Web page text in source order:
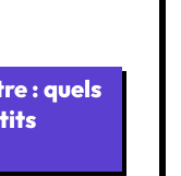
: quels